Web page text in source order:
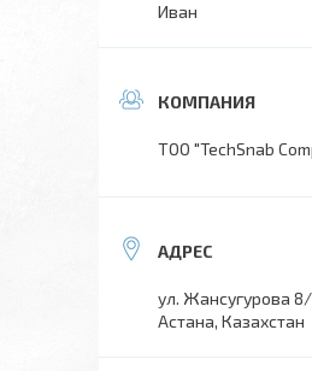
Иван
TOO "TechSnab
ул. Жансугурова
Астана, Казахстан